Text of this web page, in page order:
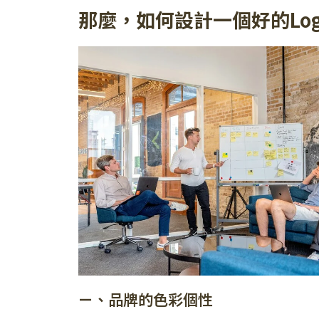
那麼，如何設計一個好的
ㄧ、品牌的色彩個性